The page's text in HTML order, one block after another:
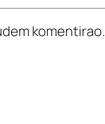
komentirao.